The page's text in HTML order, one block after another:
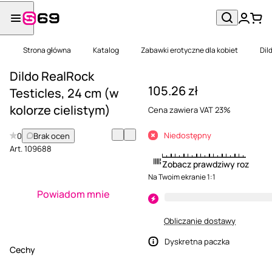
Strona główna Katalog Zabawki erotyczne dla kobiet
Dildo RealRock
Testicles, 24 cm (w
kolorze cielistym)
0
Brak ocen
Art.109688
Powiadom mnie
Cechy
105.26 zł
Cena zawiera VAT 23%
Niedostępny
Zobacz prawdziwy rozmiar
Na Twoim ekranie 1:1
Obliczanie dostawy
Dyskretna paczka